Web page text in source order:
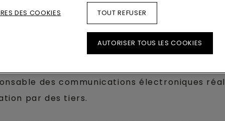
liés à toute interruption du Site,
consultation ou l’utilisation de sites web
informations fournies sur lesdits sites web.
des communications électroniques
par des tiers.
DES COOKIES TOUT REFUSER
AUTORISER TOUS LES COOKIES